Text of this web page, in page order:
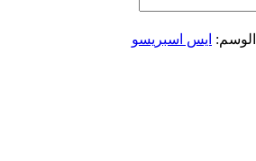
الوسم: ايس اسبريسو